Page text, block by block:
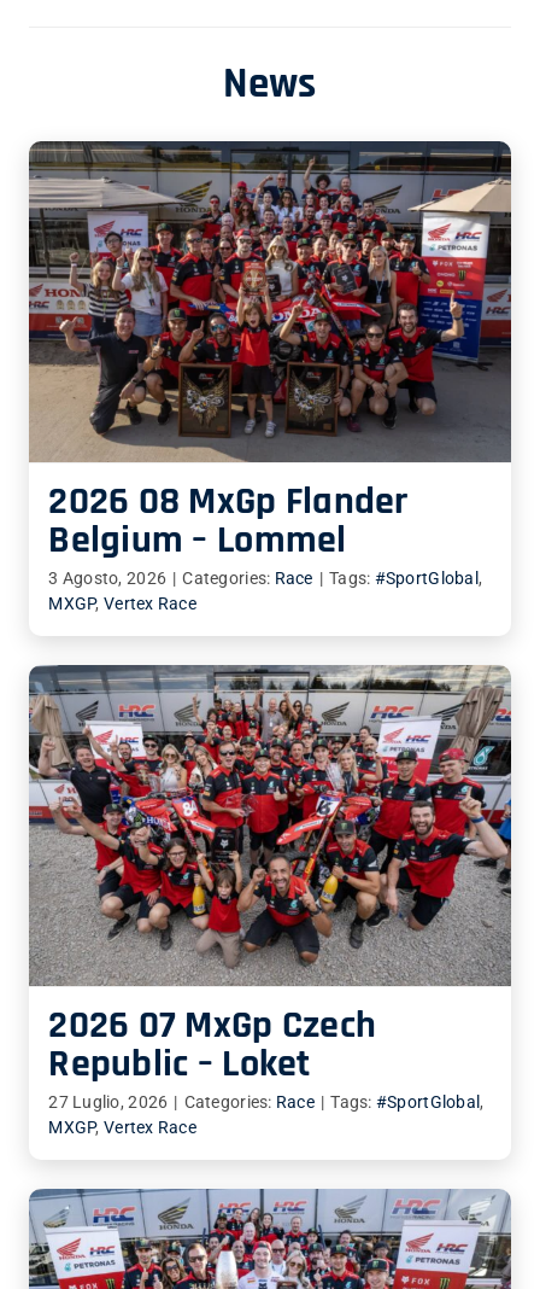
News
2026 08 MxGp Flander
Belgium – Lommel
3 Agosto, 2026 | Categories: Race | Tags: #SportGlobal ,
MXGP, Vertex Race
2026 07 MxGp Czech
Republic – Loket
27 Luglio, 2026 | Categories: Race | Tags: #SportGlobal,
MXGP, Vertex Race